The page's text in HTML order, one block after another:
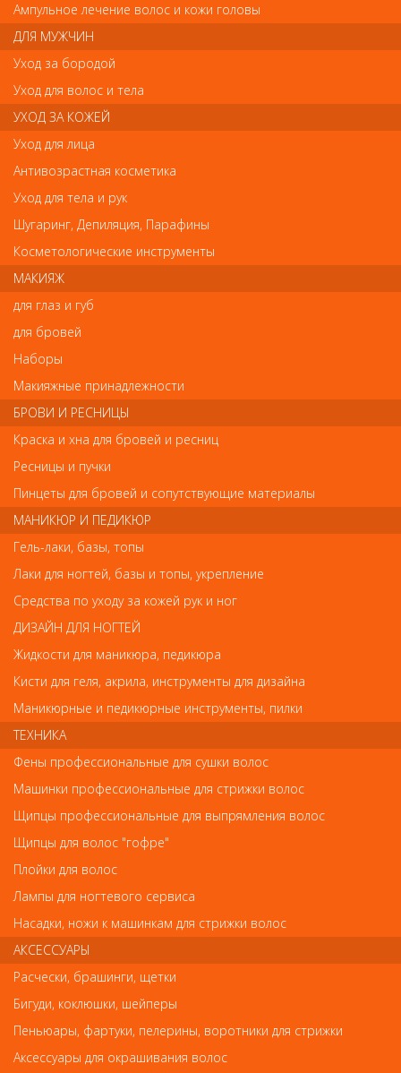
369р.-
В закладки Как оплатить? Как получить?
Крем превосходно увлажняет и успокаивает кожу после
процедуры депиляции. Ментол охлаждает и придает ощущение
свежести. Благодаря входящим в состав растительным
экстрактам: травы центеллы азиатской, корневищ иглицы
шиповатой, плодов кайенского перца, цветков арники горной и
травы плюща обыкновенного крем обладает заживляющими и
противовоспалительными свойствами, снимает покраснения и
отеки. Крем имеет легкую текстуру, быстро впитывается и не
оставляет следов на одежде. Подходит для восковой депиляции
и шугаринга.
Отзывы
Ваш отзыв станет первым
Напишите свой отзыв
Комментарий
Имя
Код
Обратите внимание
Внешний вид товара «RuNail Крем после депиляции
охлаждающий Cardi 125мл» может отличаться от фотографий на
сайте. Несовпадение внешнего вида и комплектности
реального товара с фотографиями и описанием на сайте не
Так же советуем посмотреть
Ампульное лечение волос и кожи головы
ДЛЯ МУЖЧИН
Уход за бородой
Уход для волос и тела
УХОД ЗА КОЖЕЙ
Уход для лица
Антивозрастная косметика
Уход для тела и рук
Шугаринг, Депиляция, Парафины
Косметологические инструменты
МАКИЯЖ
для глаз и губ
для бровей
Наборы
Макияжные принадлежности
БРОВИ И РЕСНИЦЫ
Краска и хна для бровей и ресниц
Ресницы и пучки
Пинцеты для бровей и сопутствующие материалы
МАНИКЮР И ПЕДИКЮР
Гель-лаки, базы, топы
Лаки для ногтей, базы и топы, укрепление
Средства по уходу за кожей рук и ног
ДИЗАЙН ДЛЯ НОГТЕЙ
Жидкости для маникюра, педикюра
Кисти для геля, акрила, инструменты для дизайна
Маникюрные и педикюрные инструменты, пилки
ТЕХНИКА
Фены профессиональные для сушки волос
Машинки профессиональные для стрижки волос
Щипцы профессиональные для выпрямления волос
Щипцы для волос "гофре"
Плойки для волос
Лампы для ногтевого сервиса
Насадки, ножи к машинкам для стрижки волос
АКСЕССУАРЫ
Расчески, брашинги, щетки
Бигуди, коклюшки, шейперы
Пеньюары, фартуки, пелерины, воротники для стрижки
Аксессуары для окрашивания волос